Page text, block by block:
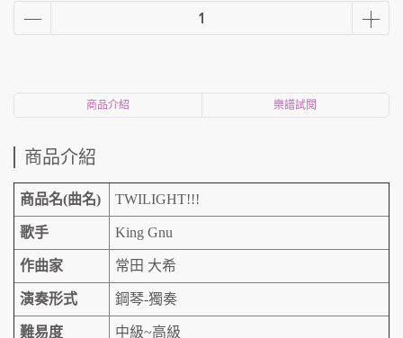
商品介紹 樂譜試閱
商品介紹
商品名(曲名) TWILIGHT!!!
歌手 King Gnu
作曲家 常田 大希
演奏形式 鋼琴-獨奏
難易度 中級~高級